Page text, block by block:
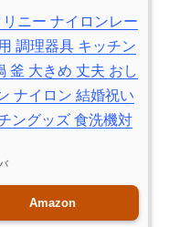
ニー ナイロンレー
調理器具 キッチン
釜 大きめ 丈夫 おし
ナイロン 結婚祝い
ングッズ 食洗機対
Amazon